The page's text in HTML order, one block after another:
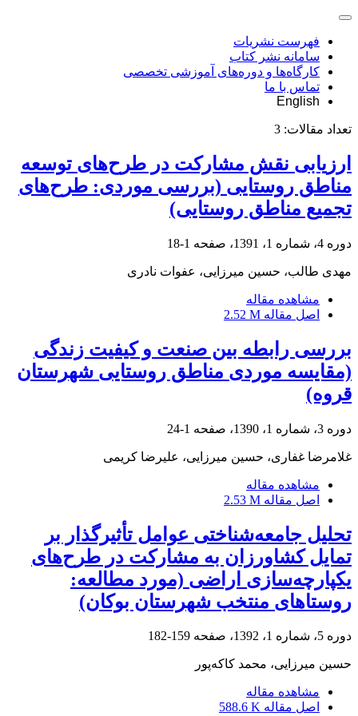
فهرست نشریات
سامانه نشر کتاب
کارگاه‌ها و دوره‌های آموزشی تخصصی
تماس با ما
English
تعداد مقالات: 3
ارزیابی نقش مشارکت در طرح‌های توسعه
مناطق روستایی (بررسی موردی: طرح‌های
تجمیع مناطق روستایی)
دوره 4، شماره 1، 1391، صفحه 1-18
مهدی طالب، حسین میرزایی، عفوات نادری
مشاهده مقاله
اصل مقاله 2.52 M
بررسی رابطه بین صنعت و کیفیت زندگی
(مقایسه موردی مناطق روستایی شهرستان
قروه)
دوره 3، شماره 1، 1390، صفحه 1-24
غلامرضا غفاری، حسین میرزایی، علیرضا کریمی
مشاهده مقاله
اصل مقاله 2.53 M
تحلیل جامعه‌شناختی عوامل تأثیرگذار بر
تمایل کشاورزان به مشارکت در طرح‌های
یکپارچه‌سازی اراضی (مورد مطالعه:
روستاهای منتخب شهرستان بوکان)
دوره 5، شماره 1، 1392، صفحه 159-182
حسین میرزایی، محمد کاکه‌پور
مشاهده مقاله
اصل مقاله 588.6 K